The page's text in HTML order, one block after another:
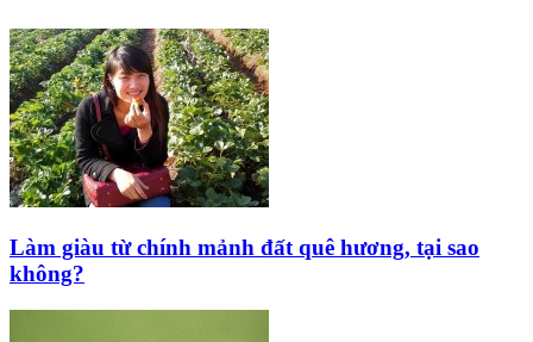
Làm giàu từ chính mảnh đất quê hương, tại sao
không?